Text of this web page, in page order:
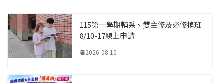
115第一學期輔系、雙主修及必修換班
8/10-17線上申請
2026-08-10